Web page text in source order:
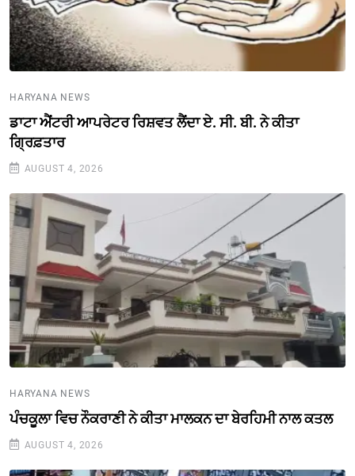
HARYANA NEWS
ਡਾਟਾ ਐਂਟਰੀ ਆਪਰੇਟਰ ਰਿਸ਼ਵਤ ਲੈਂਦਾ ਏ. ਸੀ. ਬੀ. ਨੇ ਕੀਤਾ
ਗ੍ਰਿਫ਼ਤਾਰ
AUGUST 4, 2026
HARYANA NEWS
ਪੰਚਕੂਲਾ ਵਿਚ ਨੌਕਰਾਣੀ ਨੇ ਕੀਤਾ ਮਾਲਕਨ ਦਾ ਬੇਰਹਿਮੀ ਨਾਲ ਕਤਲ
AUGUST 4, 2026